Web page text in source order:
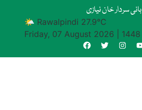
بانی سردار خان نیازی
🌤 Rawalpindi 27.9°C
Friday, 07 August 2026